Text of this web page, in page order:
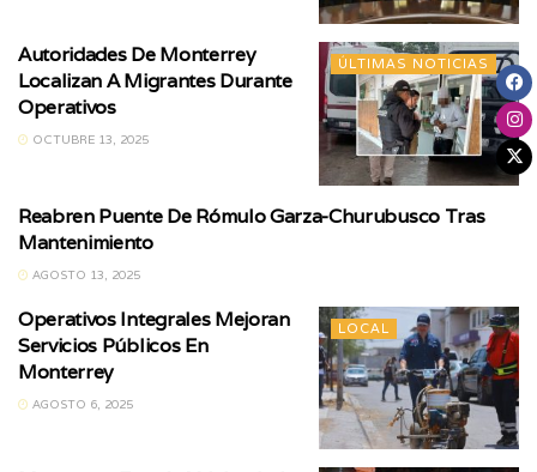
ÚLTIMAS NOTICIAS
Autoridades De Monterrey
Localizan A Migrantes Durante
Operativos
OCTUBRE 13, 2025
ÚLTIMAS NOTICIAS
Reabren Puente De Rómulo Garza-Churubusco Tras
Mantenimiento
AGOSTO 13, 2025
LOCAL
Operativos Integrales Mejoran
Servicios Públicos En
Monterrey
AGOSTO 6, 2025